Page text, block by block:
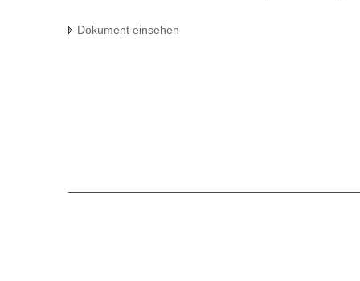
Dokument einsehen